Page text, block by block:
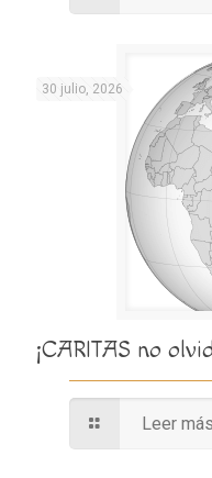
30 julio, 2026
¡CARITAS no
Leer más